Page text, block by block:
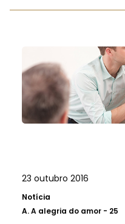
23 outubro 2016
Notícia
A.A alegria do amor - 25